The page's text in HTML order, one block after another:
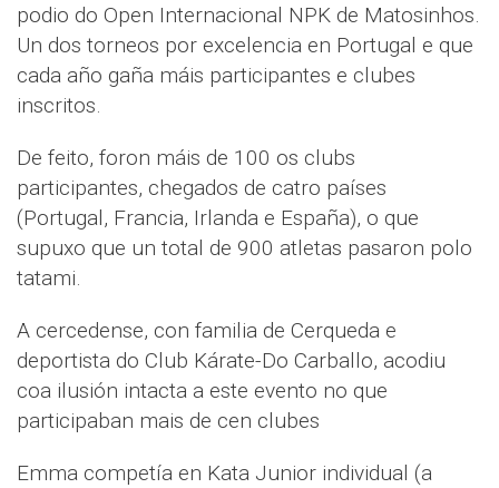
podio do Open Internacional NPK de Matosinhos.
Un dos torneos por excelencia en Portugal e que
cada año gaña máis participantes e clubes
inscritos.
De feito, foron máis de 100 os clubs
participantes, chegados de catro países
(Portugal, Francia, Irlanda e España), o que
supuxo que un total de 900 atletas pasaron polo
tatami.
A cercedense, con familia de Cerqueda e
deportista do Club Kárate-Do Carballo, acodiu
coa ilusión intacta a este evento no que
participaban mais de cen clubes
Emma competía en Kata Junior individual (a